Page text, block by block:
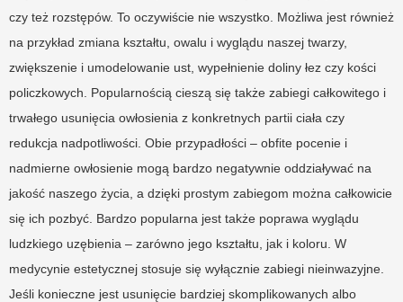
czy też rozstępów. To oczywiście nie wszystko. Możliwa jest również
na przykład zmiana kształtu, owalu i wyglądu naszej twarzy,
zwiększenie i umodelowanie ust, wypełnienie doliny łez czy kości
policzkowych. Popularnością cieszą się także zabiegi całkowitego i
trwałego usunięcia owłosienia z konkretnych partii ciała czy
redukcja nadpotliwości. Obie przypadłości – obfite pocenie i
nadmierne owłosienie mogą bardzo negatywnie oddziaływać na
jakość naszego życia, a dzięki prostym zabiegom można całkowicie
się ich pozbyć. Bardzo popularna jest także poprawa wyglądu
ludzkiego uzębienia – zarówno jego kształtu, jak i koloru. W
medycynie estetycznej stosuje się wyłącznie zabiegi nieinwazyjne.
Jeśli konieczne jest usunięcie bardziej skomplikowanych albo